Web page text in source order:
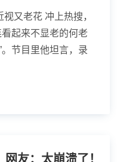
又老花 冲上热搜，
起来不显老的何老
节目里他坦言，录
友：太崩溃了！​